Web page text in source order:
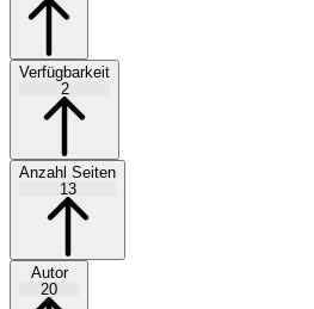
Verfügbarkeit
2
Anzahl Seiten
13
Autor
20